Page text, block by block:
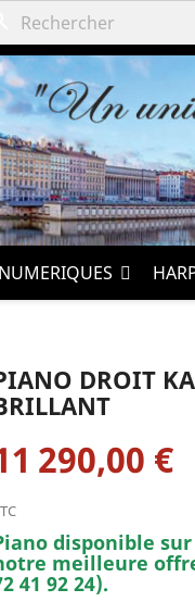
NUMERIQUES
DROIT
290,00 €
disponible
meilleure
41 92 24).